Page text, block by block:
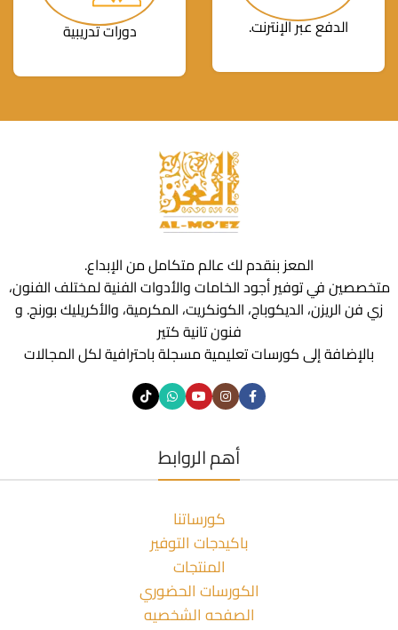
الدفع عبر الإنترنت. دورات تدريبية
المعز بنقدم لك عالم متكامل من الإبداع.
متخصصين في توفير أجود الخامات والأدوات الفنية لمختلف الفنون،
زي فن الريزن، الديكوباج، الكونكريت، المكرمية، والأكريليك بورنج. و
فنون تانية كتير
بالإضافة إلى كورسات تعليمية مسجلة باحترافية لكل المجالات
أهم الروابط
كورساتنا
باكيدجات التوفير
المنتجات
الكورسات الحضوري
الصفحه الشخصيه